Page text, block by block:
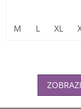
M L XL